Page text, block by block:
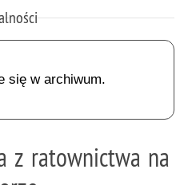
się w archiwum.
z ratownictwa na